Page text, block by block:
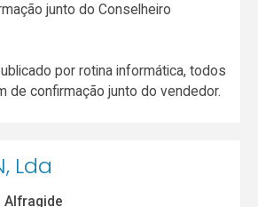
junto do Conselheiro
por rotina informática, todos
de confirmação junto do vendedor.
Lda
Alfragide